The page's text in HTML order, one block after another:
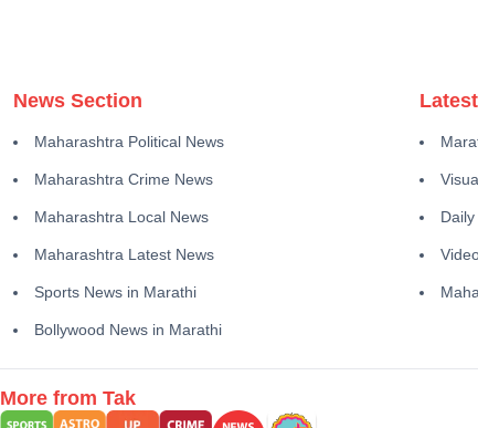
News Section
Maharashtra Political News
Maharashtra Crime News
Maharashtra Local News
Maharashtra Latest News
Sports News in Marathi
Bollywood News in Marathi
More from Tak